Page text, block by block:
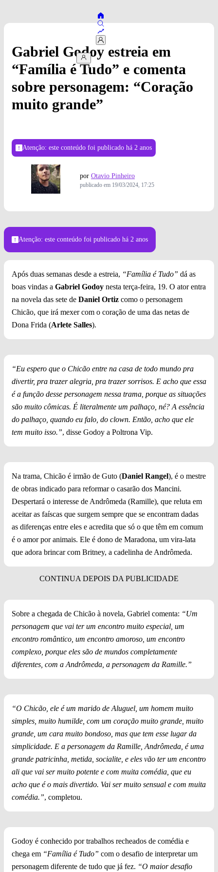
Gabriel Godoy estreia em
“Família é Tudo” e comenta
sobre personagem: “Coração
muito grande”
Atenção: este conteúdo foi publicado há 2 anos
por Otavio Pinheiro
publicado em 19/03/2024, 17:25
Atenção: este conteúdo foi publicado há 2 anos
Após duas semanas desde a estreia, “Família é Tudo” dá as
boas vindas a Gabriel Godoy nesta terça-feira, 19. O ator entra
na novela das sete de Daniel Ortiz como o personagem
Chicão, que irá mexer com o coração de uma das netas de
Dona Frida (Arlete Salles).
“Eu espero que o Chicão entre na casa de todo mundo pra
divertir, pra trazer alegria, pra trazer sorrisos. E acho que essa
é a função desse personagem nessa trama, porque as situações
são muito cômicas. É literalmente um palhaço, né? A essência
do palhaço, quando eu falo, do clown. Então, acho que ele
tem muito isso.”, disse Godoy a Poltrona Vip.
Na trama, Chicão é irmão de Guto (Daniel Rangel), é o mestre
de obras indicado para reformar o casarão dos Mancini.
Despertará o interesse de Andrômeda (Ramille), que reluta em
aceitar as faíscas que surgem sempre que se encontram dadas
as diferenças entre eles e acredita que só o que têm em comum
é o amor por animais. Ele é dono de Maradona, um vira-lata
que adora brincar com Britney, a cadelinha de Andrômeda.
Sobre a chegada de Chicão à novela, Gabriel comenta: “Um
personagem que vai ter um encontro muito especial, um
encontro romântico, um encontro amoroso, um encontro
complexo, porque eles são de mundos completamente
diferentes, com a Andrômeda, a personagem da Ramille.”
“O Chicão, ele é um marido de Aluguel, um homem muito
simples, muito humilde, com um coração muito grande, muito
grande, um cara muito bondoso, mas que tem esse lugar da
simplicidade. E a personagem da Ramille, Andrômeda, é uma
grande patricinha, metida, socialite, e eles vão ter um encontro
ali que vai ser muito potente e com muita comédia, que eu
acho que é o mais divertido. Vai ser muito sensual e com muita
comédia.”, completou.
Godoy é conhecido por trabalhos recheados de comédia e
chega em “Família é Tudo” com o desafio de interpretar um
personagem diferente de tudo que já fez. “O maior desafio